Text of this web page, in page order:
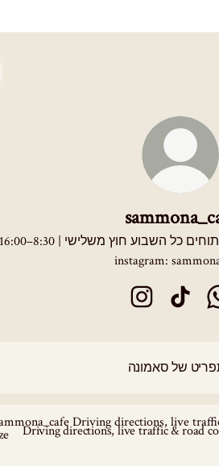
ראס עלי 📍 رأس علي פתוחים כל השבוע חוץ משלישי | 8:30–16:00 🕒
instagram:
של סאמונה
Driving directions, live traffic & road